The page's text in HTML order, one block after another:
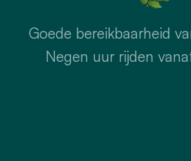
Goede bereikbaarheid
Negen uur rijden